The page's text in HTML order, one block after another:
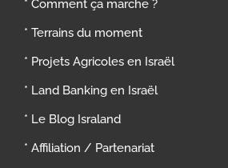
* Comment ça marche ?
* Terrains du moment
* Projets Agricoles en Israël
* Land Banking en Israël
* Le Blog Israland
* Affiliation / Partenariat